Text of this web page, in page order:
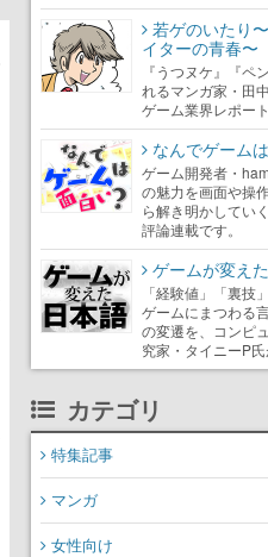
若ゲのいたり
イターの青春〜
『うつヌケ』『ペ
れるマンガ家・田
ゲーム業界レポー
なんでゲーム
ゲーム開発者・
の魅力を画面や操
ら解き明かしてい
評論連載です。
ゲームが変え
「経験値」「裏
ゲームにまつわる
の変遷を、コンピ
究家・タイニーP氏
カテゴリ
特集記事
マンガ
女性向け